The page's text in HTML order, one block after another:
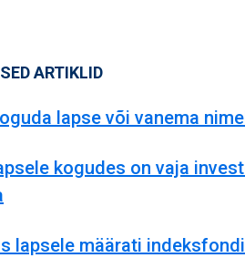
ARTIKLID
lapse või vanema
kogudes on vaja
lapsele määrati